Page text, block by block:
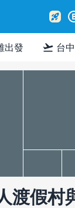
rocket_launch
出發 flight_takeoff 台
渡假村